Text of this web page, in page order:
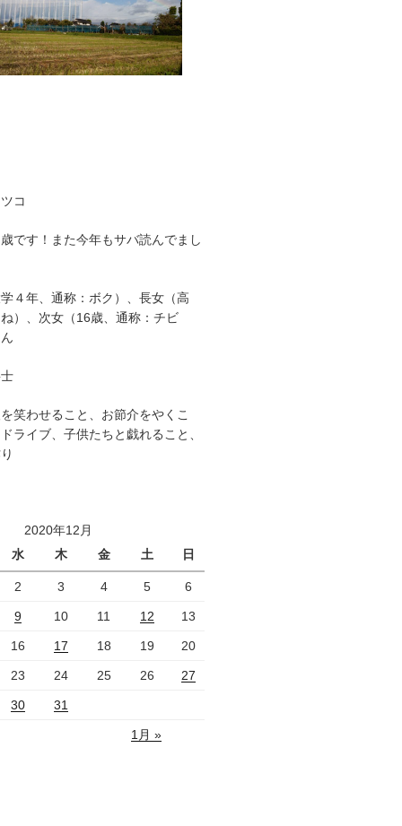
コ
です！また今年もサバ読んでまし
４年、通称：ボク）、長女（高
）、次女（16歳、通称：チビ
笑わせること、お節介をやくこ
ライブ、子供たちと戯れること、
2020年12月
水
木 金 土 日
2 3 4 5 6
9 10 11 12 13
16 17 18 19 20
23 24 25 26 27
30 31
1月 »